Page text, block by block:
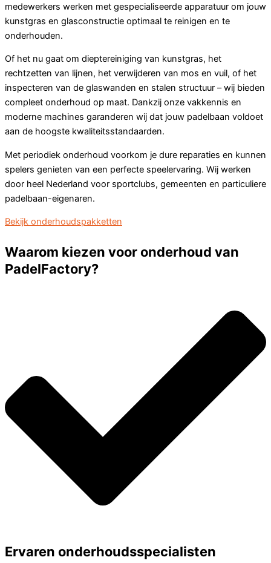
medewerkers werken met gespecialiseerde apparatuur om jouw
kunstgras en glasconstructie optimaal te reinigen en te
onderhouden.
Of het nu gaat om dieptereiniging van kunstgras, het
rechtzetten van lijnen, het verwijderen van mos en vuil, of het
inspecteren van de glaswanden en stalen structuur – wij bieden
compleet onderhoud op maat. Dankzij onze vakkennis en
moderne machines garanderen wij dat jouw padelbaan voldoet
aan de hoogste kwaliteitsstandaarden.
Met periodiek onderhoud voorkom je dure reparaties en kunnen
spelers genieten van een perfecte speelervaring. Wij werken
door heel Nederland voor sportclubs, gemeenten en particuliere
padelbaan-eigenaren.
Bekijk onderhoudspakketten
Waarom kiezen voor onderhoud van
PadelFactory?
Ervaren onderhoudsspecialisten